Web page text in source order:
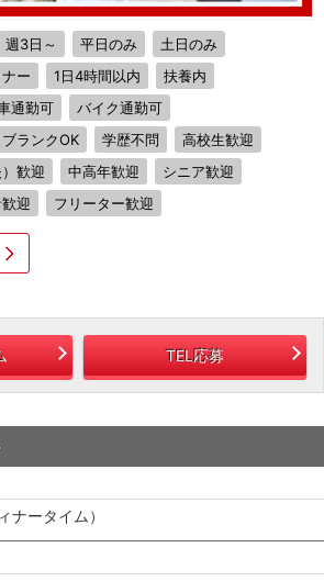
週3日～ 平日のみ
土日のみ
ー 1日4時間以内
扶養内
通勤可
バイク通勤可
ブランクOK 学歴不問
高校生歓迎
歓迎 中高年歓迎
シニア歓迎
迎 フリーター歓迎
TEL応募
ナータイム）